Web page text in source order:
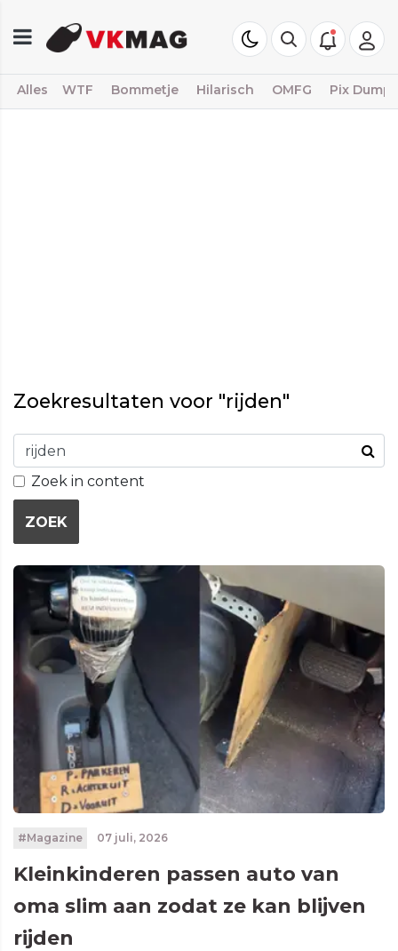
Alles WTF Bommetje Hilarisch OMFG Pix Dump
Zoekresultaten voor "rijden"
Zoek in content
ZOEK
#Magazine 07 juli, 2026
Kleinkinderen passen auto van
oma slim aan zodat ze kan blijven
rijden